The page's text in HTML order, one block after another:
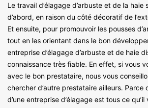
Le travail d’élagage d’arbuste et de la
d’abord, en raison du côté décoratif de
Et ensuite, pour promouvoir les pousses
tout en les orientant dans le bon
entreprise d’élagage d’arbuste et de haie
connaissance très fiable. En effet, si vous
avec le bon prestataire, nous vous
chercher d’autre prestataire ailleurs. Parce
d’une entreprise d’élagage est tous ce